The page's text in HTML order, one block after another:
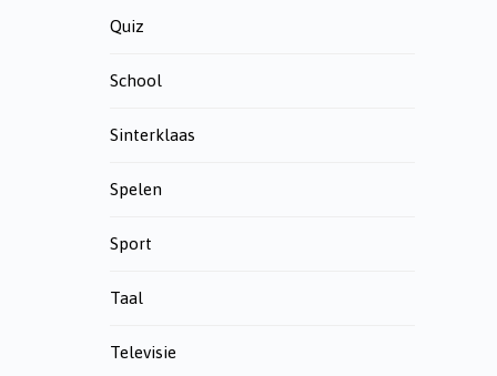
Quiz
School
Sinterklaas
Spelen
Sport
Taal
Televisie